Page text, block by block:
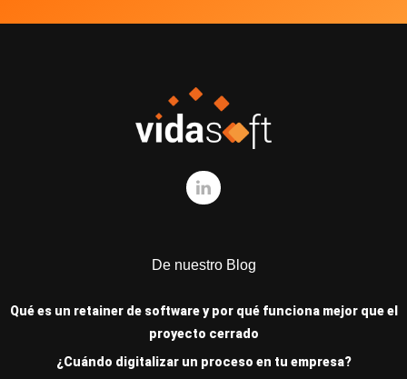
De nuestro Blog
Qué es un retainer de software y por qué funciona mejor que el
proyecto cerrado
¿Cuándo digitalizar un proceso en tu empresa?